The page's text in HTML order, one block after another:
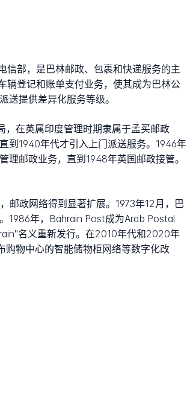
信部，是巴林邮政、包裹和快递服务的主
辆登记和账单支付业务，使其成为巴林公
送提供差异化服务等级。
，在英属印度管理时期隶属于孟买邮政
到1940年代才引入上门派送服务。1946年
邮政业务，直到1948年英国邮政接管。
邮政网络得到显著扩展。1973年12月，巴
1986年，Bahrain Post成为Arab Postal
名义重新发行。在2010年代和2020年
购物中心的智能储物柜网络等数字化改